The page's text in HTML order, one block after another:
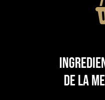
de la